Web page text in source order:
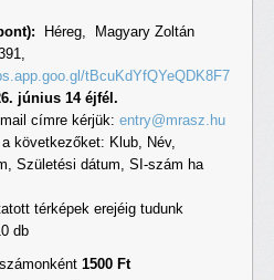
Héreg, Magyary Zoltán
tBcuKdYfQYeQDK8F7
június 14 éjfél.
címre kérjük: entry@mrasz.hu
következőket: Klub, Név,
Születési dátum, SI-szám ha
térképek erejéig tudunk
db
1500 Ft